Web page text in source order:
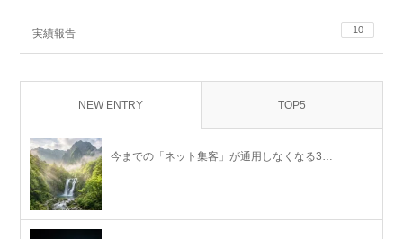
実績報告 10
NEW ENTRY TOP5
今までの「ネット集客」が通用しなくなる3…